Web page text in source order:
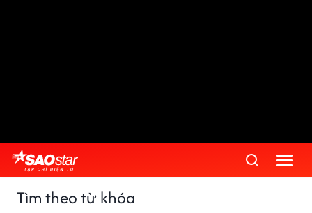
Tìm theo từ khóa